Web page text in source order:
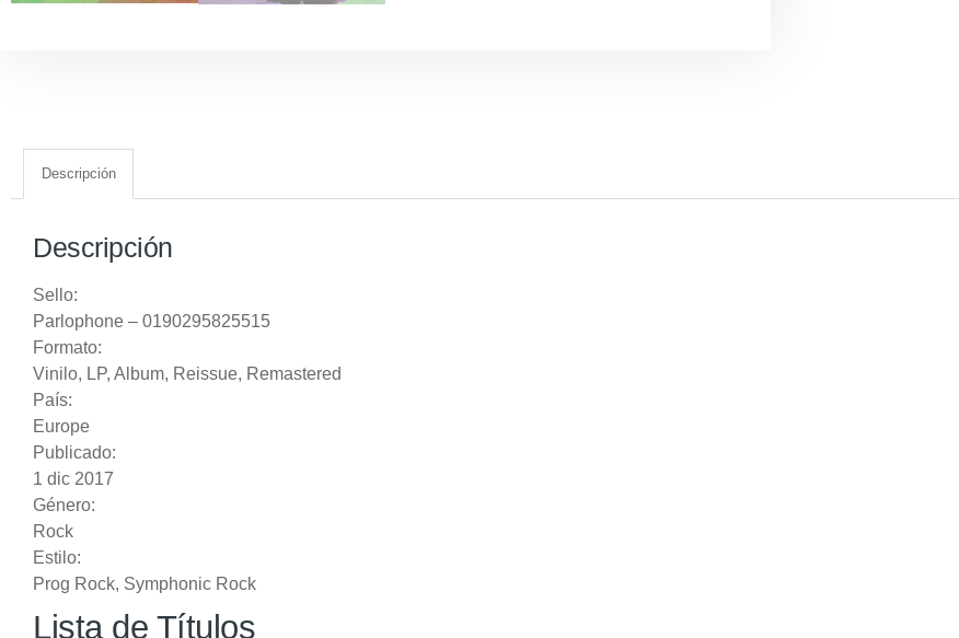
Descripción
Descripción
Sello:
Parlophone – 0190295825515
Formato:
Vinilo, LP, Album, Reissue, Remastered
País:
Europe
Publicado:
1 dic 2017
Género:
Rock
Estilo:
Prog Rock, Symphonic Rock
Lista de Títulos